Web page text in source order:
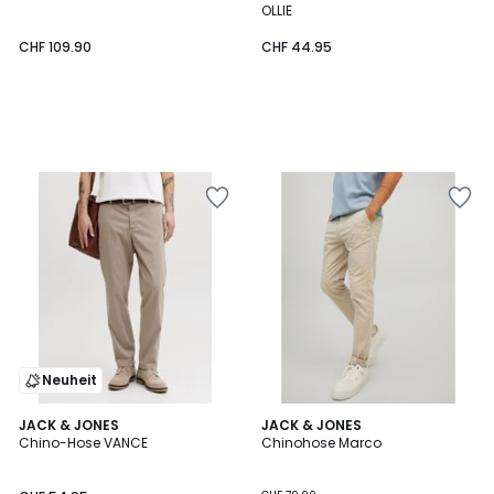
CHF 109.90
OLLIE
CHF 44.95
Neuheit
JACK & JONES
Chino-Hose VANCE
3
Farben
JACK & JONES
Chinohose Marco
4.4
/ 5
3
Farben